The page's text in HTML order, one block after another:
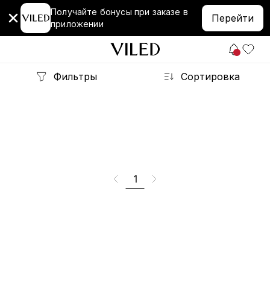
Получайте бонусы при заказе в
приложении
Перейти
Фильтры Сортировка
1